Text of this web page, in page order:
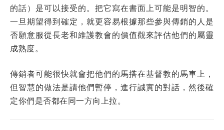
的話）是可以接受的。把它寫在書面上可能是明智的。
一旦期望得到確定，就更容易根據那些參與傳銷的人是
否願意服從長老和維護教會的價值觀來評估他們的屬靈
成熟度。
傳銷者可能很快就會把他們的馬搭在基督教的馬車上，
但智慧的做法是請他們暫停，進行誠實的對話，然後確
定你們是否都在同一方向上拉。